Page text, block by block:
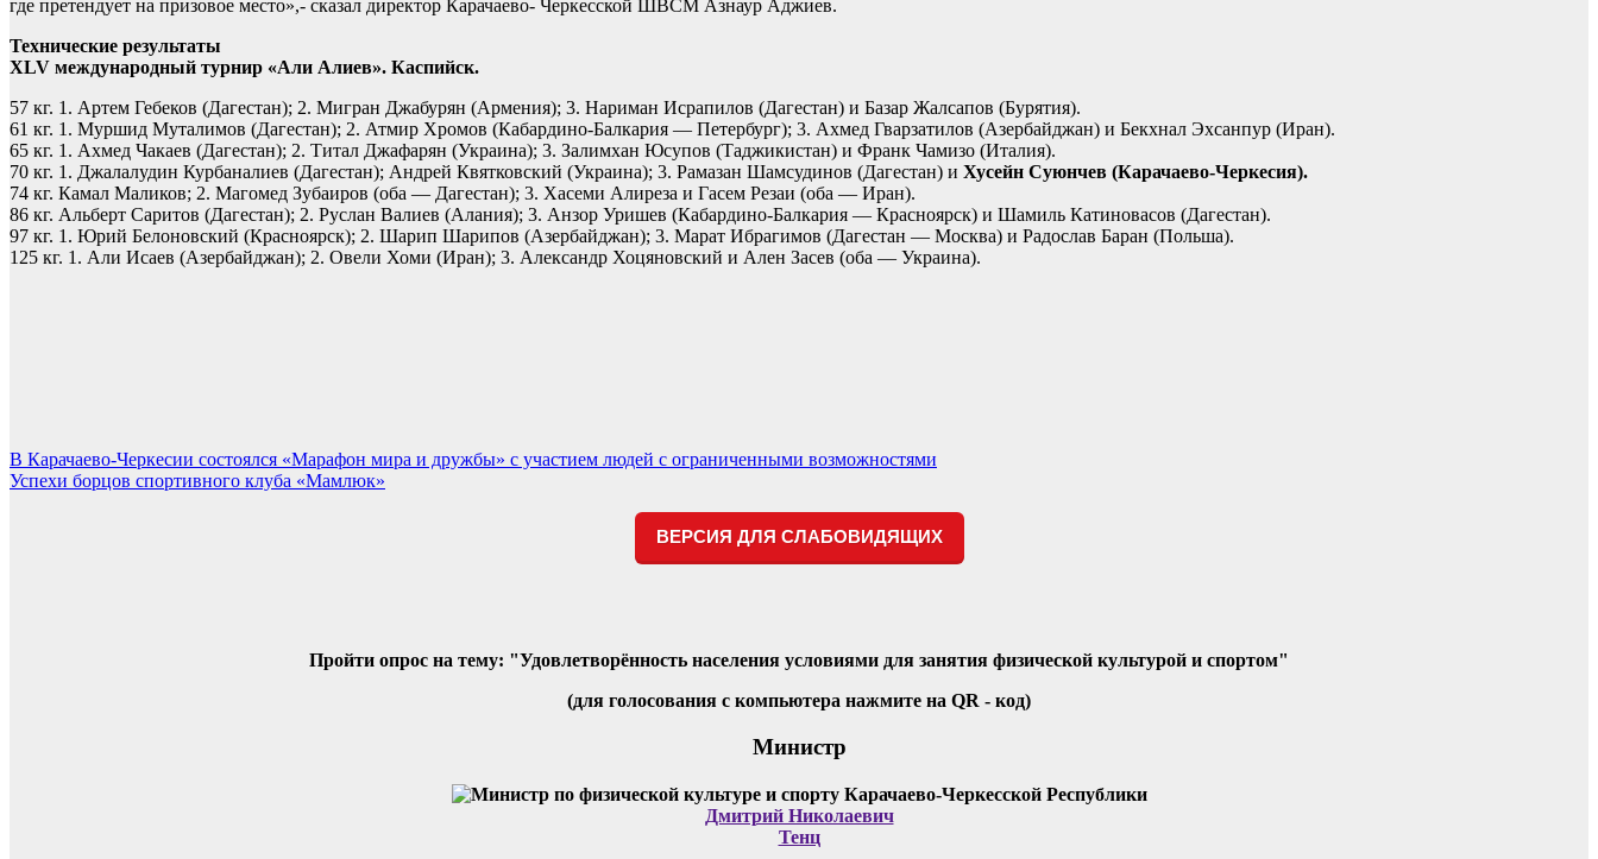
где претендует на призовое место»,- сказал директор Карачаево- Черкесской ШВСМ Азнаур Аджиев.
Технические результаты
XLV международный турнир «Али Алиев». Каспийск.
57 кг. 1. Артем Гебеков (Дагестан); 2. Мигран Джабурян (Армения); 3. Нариман Исрапилов (Дагестан) и Базар Жалсапов (Бурятия).
61 кг. 1. Муршид Муталимов (Дагестан); 2. Атмир Хромов (Кабардино-Балкария — Петербург); 3. Ахмед Гварзатилов (Азербайджан) и Бекхнал Эхсанпур (Иран).
65 кг. 1. Ахмед Чакаев (Дагестан); 2. Титал Джафарян (Украина); 3. Залимхан Юсупов (Таджикистан) и Франк Чамизо (Италия).
70 кг. 1. Джалалудин Курбаналиев (Дагестан); Андрей Квятковский (Украина); 3. Рамазан Шамсудинов (Дагестан) и Хусейн Суюнчев (Карачаево-Черкесия).
74 кг. Камал Маликов; 2. Магомед Зубаиров (оба — Дагестан); 3. Хасеми Алиреза и Гасем Резаи (оба — Иран).
86 кг. Альберт Саритов (Дагестан); 2. Руслан Валиев (Алания); 3. Анзор Уришев (Кабардино-Балкария — Красноярск) и Шамиль Катиновасов (Дагестан).
97 кг. 1. Юрий Белоновский (Красноярск); 2. Шарип Шарипов (Азербайджан); 3. Марат Ибрагимов (Дагестан — Москва) и Радослав Баран (Польша).
125 кг. 1. Али Исаев (Азербайджан); 2. Овели Хоми (Иран); 3. Александр Хоцяновский и Ален Засев (оба — Украина).
Навигация
по
В Карачаево-Черкесии состоялся «Марафон мира и дружбы» с участием людей с ограниченными возможностями
Успехи борцов спортивного клуба «Мамлюк»
ВЕРСИЯ ДЛЯ СЛАБОВИДЯЩИХ
Пройти опрос на тему: "Удовлетворённость населения условиями для занятия физической культурой и спортом"
(для голосования с компьютера нажмите на QR - код)
Министр
Дмитрий Николаевич
Тенц